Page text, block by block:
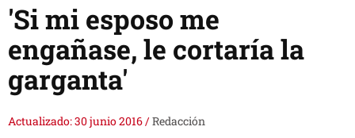
'Si mi esposo me
engañase, le cortaría la
garganta'
Actualizado: 30 junio 2016/Redacción